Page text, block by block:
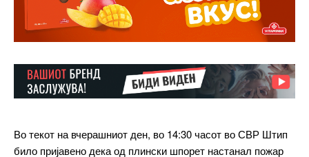
Во текот на вчерашниот ден, во 14:30 часот во СВР Штип
било пријавено дека од плински шпорет настанал пожар